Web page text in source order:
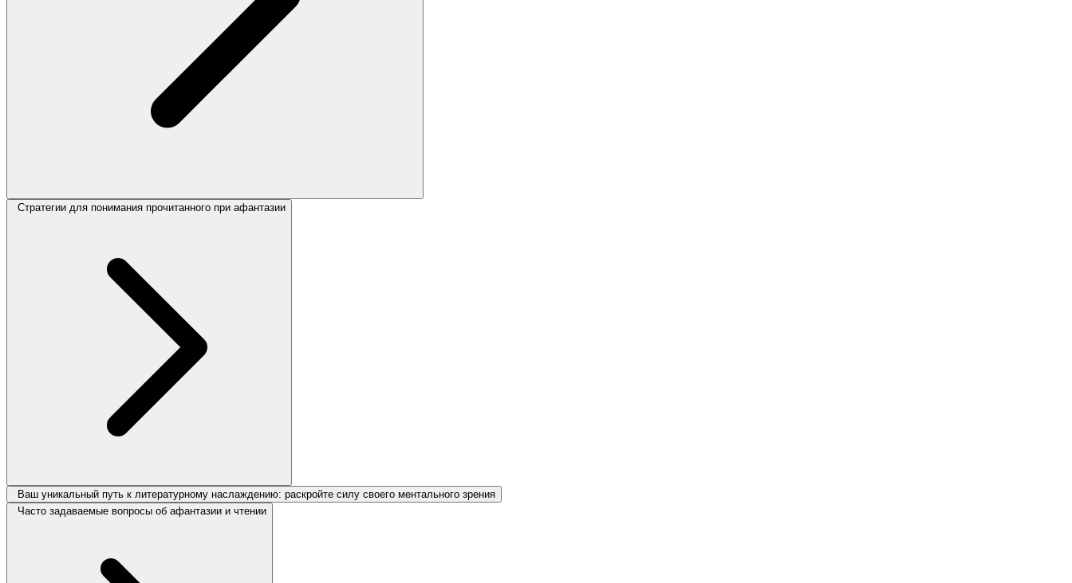
Стратегии для понимания прочитанного при афантазии
Ваш уникальный путь к литературному наслаждению: раскройте силу своего ментального зрения
Часто задаваемые вопросы об афантазии и чтении